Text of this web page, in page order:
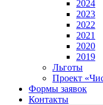
2024
2023
2022
2021
2020
2019
Льготы
Проект
Формы заявок
Контакты